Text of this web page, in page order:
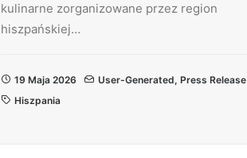
kulinarne zorganizowane przez region
hiszpańskiej…
19 Maja 2026 User-Generated, Press Release
Hiszpania